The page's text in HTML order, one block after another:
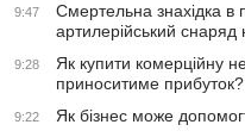
9:47
Смертельна знахідка в
артилерійський снаряд
9:28
Як купити комерційну
приноситиме прибуток?
9:22 Як бізнес може